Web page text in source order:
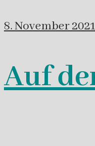
8. November 2021
Auf